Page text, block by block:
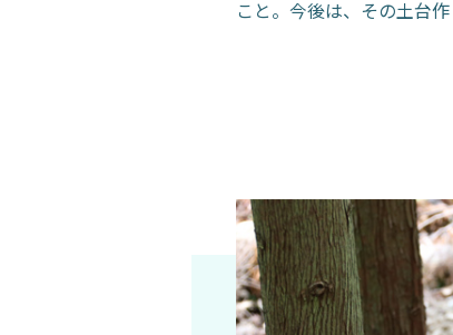
こと。今後は、その土台